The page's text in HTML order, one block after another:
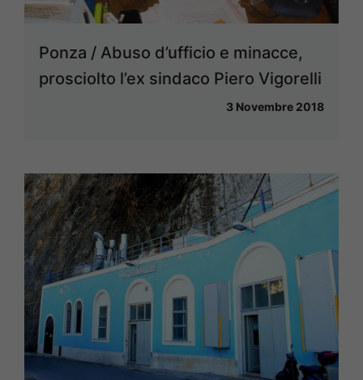
Ponza / Abuso d’ufficio e minacce,
prosciolto l’ex sindaco Piero Vigorelli
3 Novembre 2018